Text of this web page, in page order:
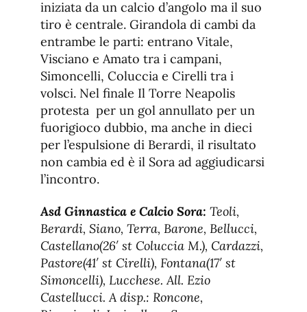
iniziata da un calcio d’angolo ma il suo
tiro è centrale. Girandola di cambi da
entrambe le parti: entrano Vitale,
Visciano e Amato tra i campani,
Simoncelli, Coluccia e Cirelli tra i
volsci. Nel finale Il Torre Neapolis
protesta per un gol annullato per un
fuorigioco dubbio, ma anche in dieci
per l’espulsione di Berardi, il risultato
non cambia ed è il Sora ad aggiudicarsi
l’incontro.
Asd Ginnastica e Calcio Sora: Teoli,
Berardi, Siano, Terra, Barone, Bellucci,
Castellano(26′ st Coluccia M.), Cardazzi,
Pastore(41′ st Cirelli), Fontana(17′ st
Simoncelli), Lucchese. All. Ezio
Castellucci. A disp.: Roncone,